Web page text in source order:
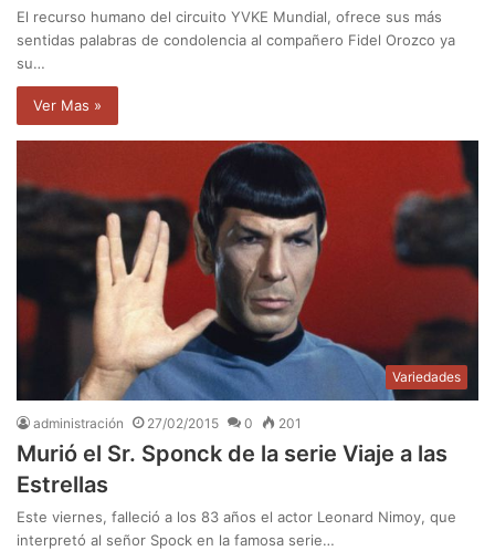
El recurso humano del circuito YVKE Mundial, ofrece sus más
sentidas palabras de condolencia al compañero Fidel Orozco ya
su…
Ver Mas »
Variedades
administración 27/02/2015 0 201
Murió el Sr. Sponck de la serie Viaje a las
Estrellas
Este viernes, falleció a los 83 años el actor Leonard Nimoy, que
interpretó al señor Spock en la famosa serie…